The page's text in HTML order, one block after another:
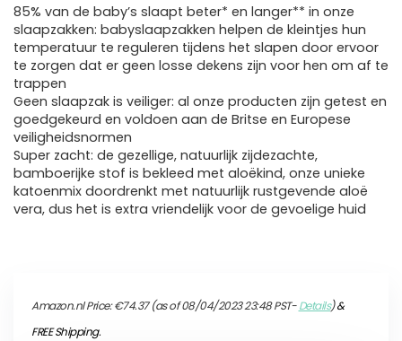
85% van de baby’s slaapt beter* en langer** in onze
slaapzakken: babyslaapzakken helpen de kleintjes hun
temperatuur te reguleren tijdens het slapen door ervoor
te zorgen dat er geen losse dekens zijn voor hen om af te
trappen
Geen slaapzak is veiliger: al onze producten zijn getest en
goedgekeurd en voldoen aan de Britse en Europese
veiligheidsnormen
Super zacht: de gezellige, natuurlijk zijdezachte,
bamboerijke stof is bekleed met aloëkind, onze unieke
katoenmix doordrenkt met natuurlijk rustgevende aloë
vera, dus het is extra vriendelijk voor de gevoelige huid
Amazon.nl Price:€74.37(as of 08/04/2023 23:48 PST-Details)&
FREE Shipping.